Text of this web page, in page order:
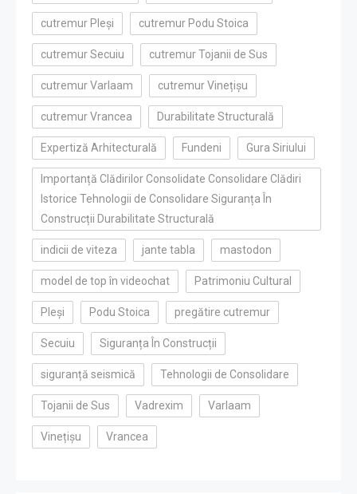
cutremur Pleși cutremur Podu Stoica
cutremur Secuiu cutremur Tojanii de Sus
cutremur Varlaam cutremur Vinețișu
cutremur Vrancea Durabilitate Structurală
Expertiză Arhitecturală Fundeni Gura Siriului
Importanță Clădirilor Consolidate Consolidare Clădiri
Istorice Tehnologii de Consolidare Siguranța În
Construcții Durabilitate Structurală
indicii de viteza jante tabla mastodon
model de top în videochat Patrimoniu Cultural
Pleși Podu Stoica pregătire cutremur
Secuiu Siguranța În Construcții
siguranță seismică Tehnologii de Consolidare
Tojanii de Sus Vadrexim Varlaam
Vinețișu Vrancea